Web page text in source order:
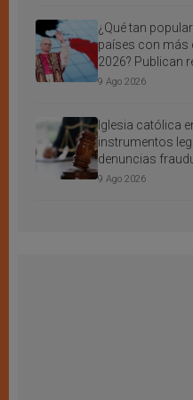
¿Qué tan
países con más
2026? Publican
9 Ago 2026
Iglesia católica
instrumentos
denuncias
9 Ago 2026